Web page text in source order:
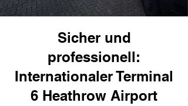
Sicher und
professionell:
Internationaler Terminal
6 Heathrow Airport